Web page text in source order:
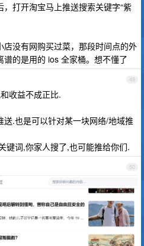
打开淘宝马上推送搜索关键字“紫
没有网购买过菜，那段时间点的外
的是用的 ios 全家桶。想不懂了
49
收益不成正比.
.也是可以针对某一块网络/地域推
键词,你家人搜了,也可能推给你们.
50